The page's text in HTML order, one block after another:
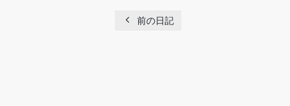
chevron_left 前の日記